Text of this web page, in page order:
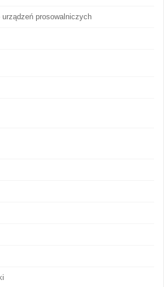
prosowalniczych